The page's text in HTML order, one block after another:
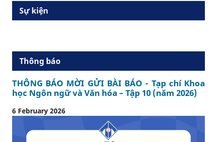
Sự kiện
Thông báo
THÔNG BÁO MỜI GỬI BÀI BÁO - Tạp chí Khoa
học Ngôn ngữ và Văn hóa – Tập 10 (năm 2026)
6 February 2026